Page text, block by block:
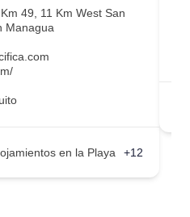
49, 11 Km West San
Managua
en la Playa +12